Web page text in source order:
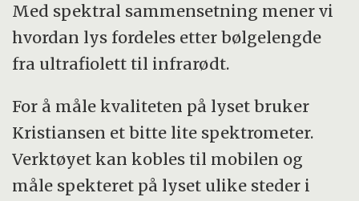
Med spektral sammensetning mener vi
hvordan lys fordeles etter bølgelengde
fra ultrafiolett til infrarødt.
For å måle kvaliteten på lyset bruker
Kristiansen et bitte lite spektrometer.
Verktøyet kan kobles til mobilen og
måle spekteret på lyset ulike steder i